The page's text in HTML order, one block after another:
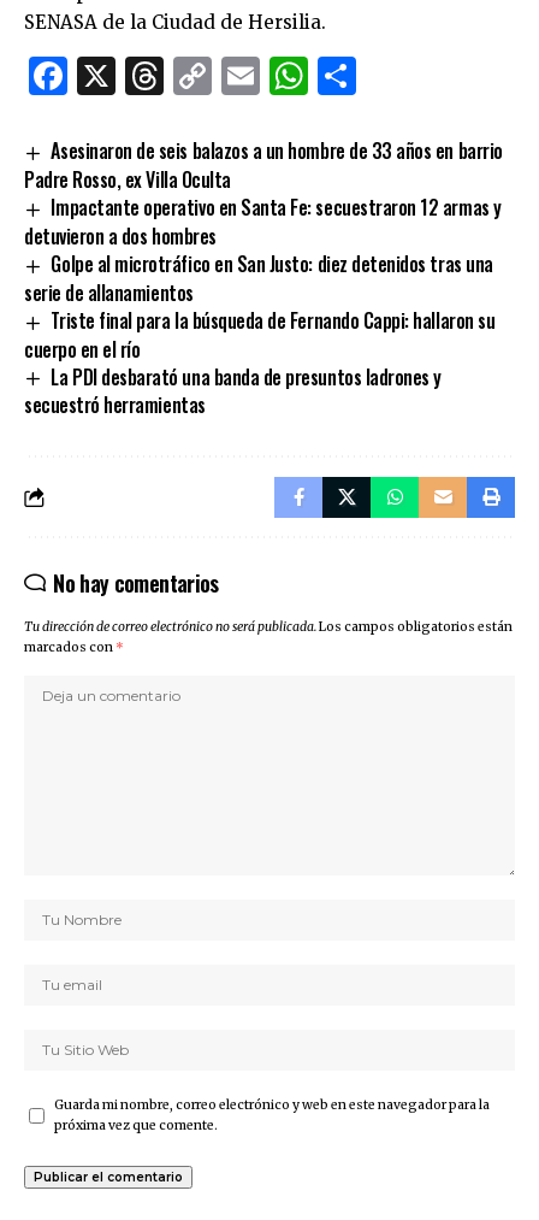
SENASA de la Ciudad de Hersilia.
Facebook
X Threads
CopyEmailWhatsApp
Asesinaron de seis balazos a un hombre de 33 años en barrio
Padre Rosso, ex Villa Oculta
Impactante operativo en Santa Fe: secuestraron 12 armas y
detuvieron a dos hombres
Golpe al microtráfico en San Justo: diez detenidos tras una
serie de allanamientos
Triste final para la búsqueda de Fernando Cappi: hallaron su
cuerpo en el río
La PDI desbarató una banda de presuntos ladrones y
secuestró herramientas
No hay comentarios
Tu dirección de correo electrónico no será publicada.Los campos obligatorios están
marcados con *
Guarda mi nombre, correo electrónico y web en este navegador para la
próxima vez que comente.